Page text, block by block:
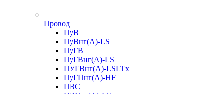
Провод
ПуВ
ПуВнг(А)-LS
ПуГВ
ПуГВнг(А)-LS
ПУГВнг(А)-LSLTx
ПуГПнг(А)-HF
ПВС